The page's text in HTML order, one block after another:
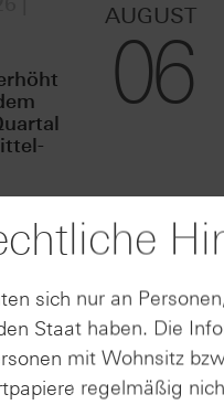
AUGUST
06
bereits aufgefallen:
Ab spätestens
Wissenstests
wenn mindestens
sich nur an
Staat haben. Die
mit Wohnsitz
regelmäßig